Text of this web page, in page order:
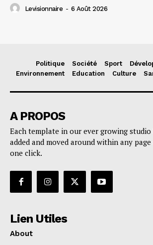
Levisionnaire - 6 Août 2026
Politique Société Sport
Environnement
Education Culture
A PROPOS
Each template in our ever growing studio
added and moved around within any
one click.
Lien Utiles
About